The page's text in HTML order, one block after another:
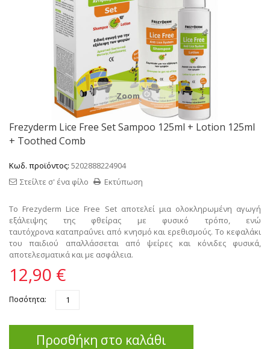
Zoom
Frezyderm Lice Free Set Sampoo 125ml + Lotion 125ml
+ Toothed Comb
Κωδ. προϊόντος: 5202888224904
Εκτύπωση
Στείλτε σ' ένα φίλο
Το Frezyderm Lice Free Set αποτελεί μια ολοκληρωμένη αγωγή
εξάλειψης της φθείρας με φυσικό τρόπο, ενώ
ταυτόχρονα καταπραΰνει από κνησμό και ερεθισμούς. Το κεφαλάκι
του παιδιού απαλλάσσεται από ψείρες και κόνιδες φυσικά,
αποτελεσματικά και με ασφάλεια.
12,90 €
Ποσότητα:
Προσθήκη στο καλάθι